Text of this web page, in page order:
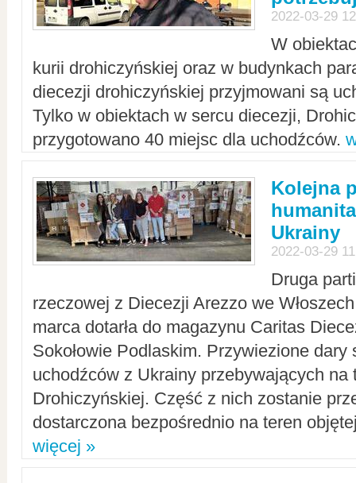
2022-03-29
W
kurii drohiczyńskiej oraz w budynkach
diecezji drohiczyńskiej przyjmowani są
Tylko w obiektach w sercu diecezji,
przygotowano 40 miejsc dla uchodźców.
Kolejna
Ukrainy
2022-03-29
Druga
rzeczowej z Diecezji Arezzo we
marca dotarła do magazynu Caritas
Sokołowie Podlaskim. Przywiezione dary
uchodźców z Ukrainy przebywających na
Drohiczyńskiej. Część z nich zostanie
dostarczona bezpośrednio na teren
więcej »